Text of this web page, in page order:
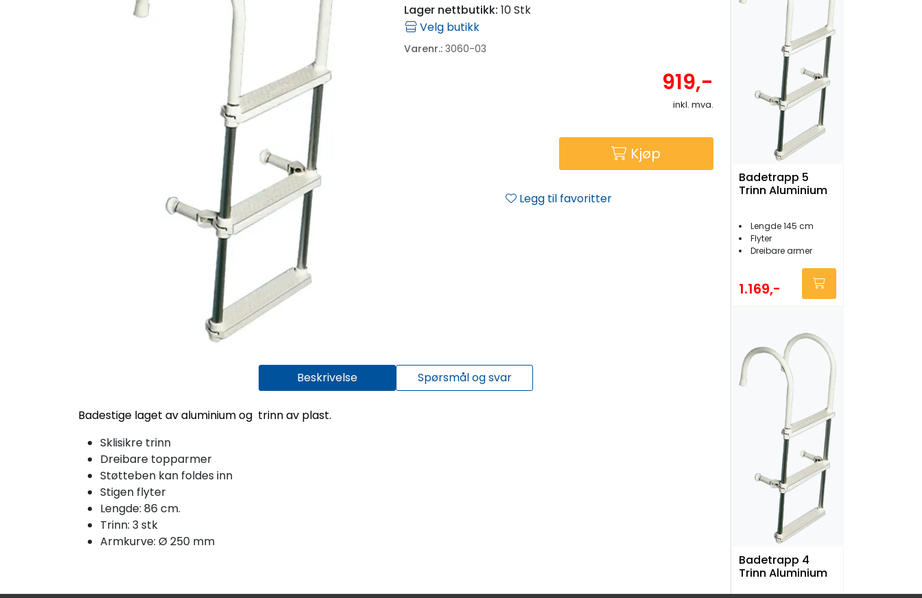
Lager nettbutikk: 10 Stk
Velg butikk
Varenr.: 3060-03
919,-
inkl. mva.
Kjøp
Legg til favoritter
Beskrivelse Spørsmål og svar
Badestige laget av aluminium og trinn av plast.
Sklisikre trinn
Dreibare topparmer
Støtteben kan foldes inn
Stigen flyter
Lengde: 86 cm.
Trinn: 3 stk
Armkurve: Ø 250 mm
Badetrapp 5
Trinn Aluminium
Lengde 145 cm
Flyter
Dreibare armer
1.169,-
Badetrapp 4
Trinn Aluminium